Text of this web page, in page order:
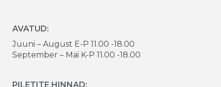
AVATUD:
Juuni – August E-P 11.00 -18.00
September – Mai K-P 11.00 -18.00
PILETITE HINNAD: